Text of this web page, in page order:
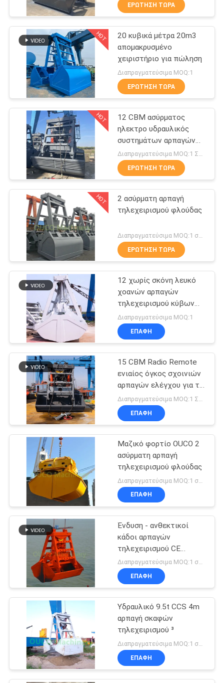
ΕΜΆΣ
ΕΠΙΣΚΈΨΕΙΣ
ΣΤΟ
ΕΡΓΟΣΤΆΣΙΟ
ΈΛΕΓΧΟΣ
ΠΟΙΌΤΗΤΑΣ
ΕΙΔΉΣΕΙΣ
ΥΠΟΘΈΣΕΙΣ
CONTACT
SITEMAP
ΠΟΛΙΤΙΚΉ
ΑΠΟΡΡΉΤΟΥ
Κάδος αρπαγών
Clamshell
Υδραυλικός κάδος
αρπαγών
30
Ασύρματη αρπαγή
τηλεχειρισμού
57
Θαλάσσιοι γερανοί
123
Παράκτιος γερανός
βάθρων
Γερανοί
καταστρωμάτων
πλοίων
ΕΡΏΤΗΣΗ ΤΏΡΑ
HOT
20 κυβικά μέτρα 20m3
απομακρυσμένο
χειριστήριο για πώληση
Διαπραγματεύσιμα MOQ:1
ΕΡΏΤΗΣΗ ΤΏΡΑ
HOT
12 CBM ασύρματος
ηλεκτρο υδραυλικός
συστημάτων αρπαγών
τηλεχειρισμού
Διαπραγματεύσιμα MOQ:1 ΣΥΝΟΛΟ
ΕΡΏΤΗΣΗ ΤΏΡΑ
HOT
2 ασύρματη αρπαγή
τηλεχειρισμού φλούδας
Διαπραγματεύσιμα MOQ:1 σύνολο
ΕΡΏΤΗΣΗ ΤΏΡΑ
12 χωρίς σκόνη λευκό
χοανών αρπαγών
τηλεχειρισμού κύβων
ασύρματο
Διαπραγματεύσιμα MOQ:1
ΕΠΑΦΉ
15 CBM Radio Remote
ενιαίος όγκος σχοινιών
αρπαγών ελέγχου για το
γερανό
ΕΠΑΦΉ
Μαζικό φορτίο OUCO 2
ασύρματη αρπαγή
τηλεχειρισμού φλούδας
ΕΠΑΦΉ
Ένδυση - ανθεκτικοί
κάδοι αρπαγών
τηλεχειρισμού CE
υλικών
Διαπραγματεύσιμα MOQ:1 σύνολο
ΕΠΑΦΉ
Υδραυλικό 9.5t CCS 4m
αρπαγή σκαφών
τηλεχειρισμού ³
Διαπραγματεύσιμα MOQ:1 σύνολο
ΕΠΑΦΉ